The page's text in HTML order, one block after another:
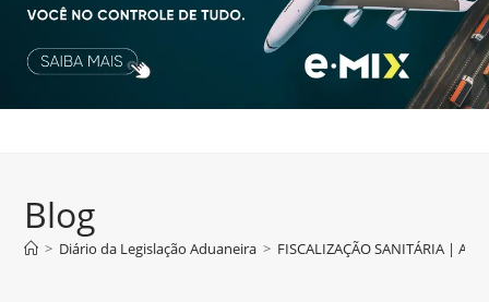
Blog
> Diário da Legislação Aduaneira > FISCALIZAÇÃO SANITÁRIA |